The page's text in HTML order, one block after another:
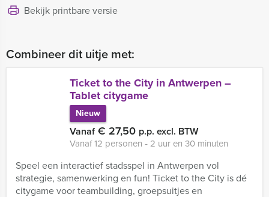
Bekijk printbare versie
Combineer dit uitje met:
Ticket to the City in Antwerpen –
Tablet citygame
Nieuw
Vanaf€ 27,50 p.p. excl. BTW
Vanaf 12 personen ‐ 2 uur en 30 minuten
Speel een interactief stadsspel in Antwerpen vol
strategie, samenwerking en fun! Ticket to the City is dé
citygame voor teambuilding, groepsuitjes en